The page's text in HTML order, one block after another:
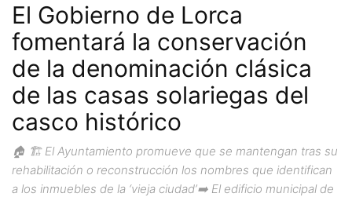
El Gobierno de Lorca
fomentará la conservación
de la denominación clásica
de las casas solariegas del
casco histórico
🏠 🏗️ El Ayuntamiento promueve que se mantengan tras su
rehabilitación o reconstrucción los nombres que identifican
a los inmuebles de la ‘vieja ciudad’➡️ El edificio municipal de